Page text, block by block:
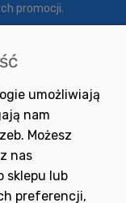
promocji.
z inspiracjami,
umożliwiają
nam
Możesz
nas
sklepu lub
preferencji,